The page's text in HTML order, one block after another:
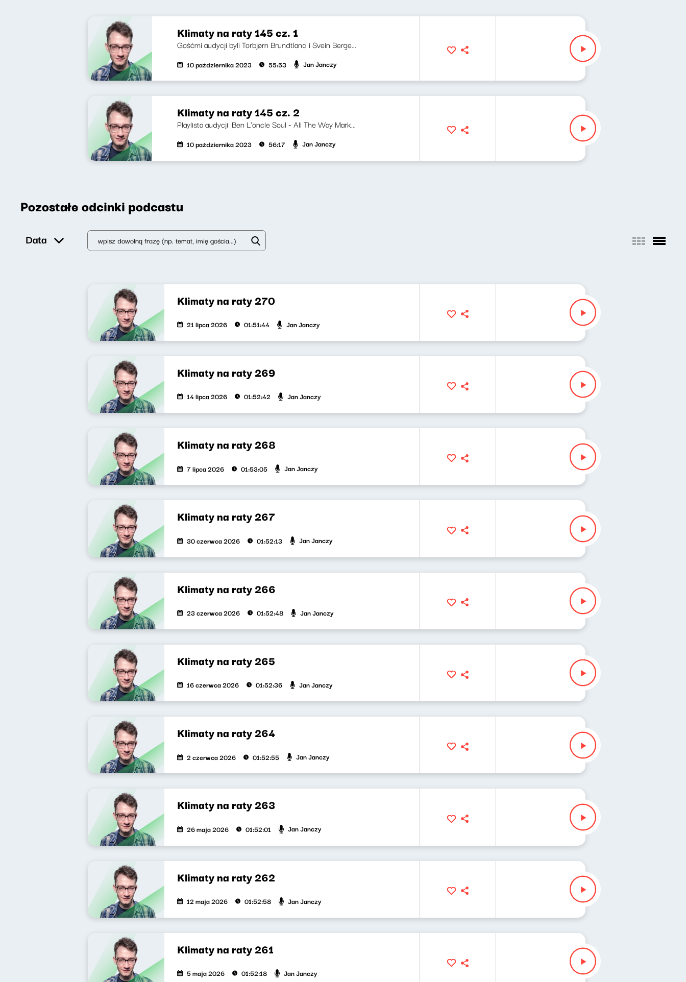
Klimaty na raty 145 cz. 1
Gośćmi audycji byli Torbjørn Brundtland i Svein Berge...
10 października 2023 55:53 Jan Janczy
Klimaty na raty 145 cz. 2
Playlista audycji: Ben L'oncle Soul - All The Way Mark...
10 października 2023 56:17 Jan Janczy
Pozostałe odcinki podcastu
Data
Klimaty na raty 270
21 lipca 2026 01:51:44 Jan Janczy
Klimaty na raty 269
14 lipca 2026 01:52:42 Jan Janczy
Klimaty na raty 268
7 lipca 2026 01:53:05 Jan Janczy
Klimaty na raty 267
30 czerwca 2026 01:52:13 Jan Janczy
Klimaty na raty 266
23 czerwca 2026 01:52:48 Jan Janczy
Klimaty na raty 265
16 czerwca 2026 01:52:36 Jan Janczy
Klimaty na raty 264
2 czerwca 2026 01:52:55 Jan Janczy
Klimaty na raty 263
26 maja 2026 01:52:01 Jan Janczy
Klimaty na raty 262
12 maja 2026 01:52:58 Jan Janczy
Klimaty na raty 261
5 maja 2026 01:52:18 Jan Janczy